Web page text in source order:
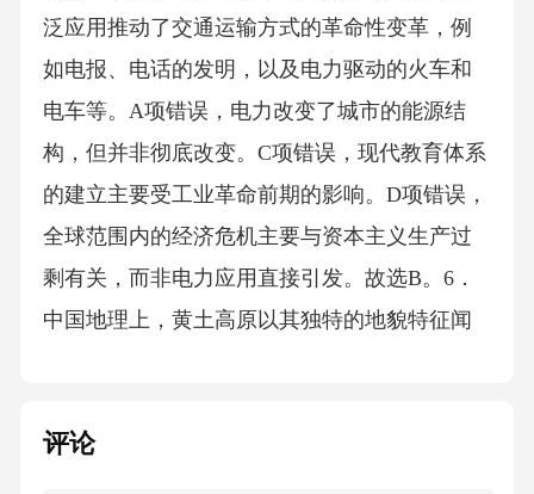
泛应用推动了交通运输方式的革命性变革，例
如电报、电话的发明，以及电力驱动的火车和
电车等。A项错误，电力改变了城市的能源结
构，但并非彻底改变。C项错误，现代教育体系
的建立主要受工业革命前期的影响。D项错误，
全球范围内的经济危机主要与资本主义生产过
剩有关，而非电力应用直接引发。故选B。6．
中国地理上，黄土高原以其独特的地貌特征闻
高原地区植被茂密，水土流失严重C、黄土高原
评论